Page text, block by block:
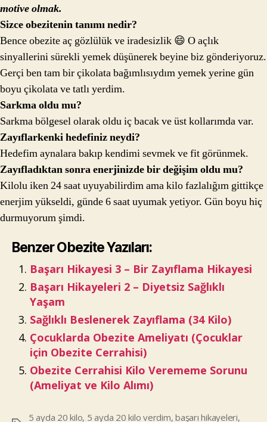
motive olmak.
Sizce obezitenin tanımı nedir?
Bence obezite aç gözlülük ve iradesizlik 😄 O açlık
sinyallerini sürekli yemek düşünerek beyine biz gönderiyoruz.
Gerçi ben tam bir çikolata bağımlısıydım yemek yerine gün
boyu çikolata ve tatlı yerdim.
Sarkma oldu mu?
Sarkma bölgesel olarak oldu iç bacak ve üst kollarımda var.
Zayıflarkenki hedefiniz neydi?
Hedefim aynalara bakıp kendimi sevmek ve fit görünmek.
Zayıfladıktan sonra enerjinizde bir değişim oldu mu?
Kilolu iken 24 saat uyuyabilirdim ama kilo fazlalığım gittikçe
enerjim yükseldi, günde 6 saat uyumak yetiyor. Gün boyu hiç
durmuyorum şimdi.
Benzer Obezite Yazıları:
Başarı Hikayesi 3 – Bir Zayıflama Hikayesi
Başarı Hikayeleri 2 – Diyetsiz Sağlıklı
Yaşam
Sağlıklı Beslenerek Zayıflama (34 Kilo)
Çocuklarda Obezite Ameliyatı (Çocuklar
için Obezite Cerrahisi)
Obezite Cerrahisi Kilo Verememe Sorunu
(Ameliyat ve Kilo Alımı)
5 ayda 20 kilo, 5 ayda 20 kilo verdim,başarı hikayeleri,